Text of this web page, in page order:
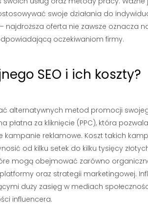
swoje działania do
oferta nie zawsze oznacza
oczekiwaniom firmy.
SEO i ich koszty?
alternatywnych metod promocji
za kliknięcie (PPC), która
reklamowe. Koszt takich
od kilku setek do kilku tysięcy
mogą obejmować zarówno
oraz strategii marketingowej.
duży zasięg w mediach
influencera.